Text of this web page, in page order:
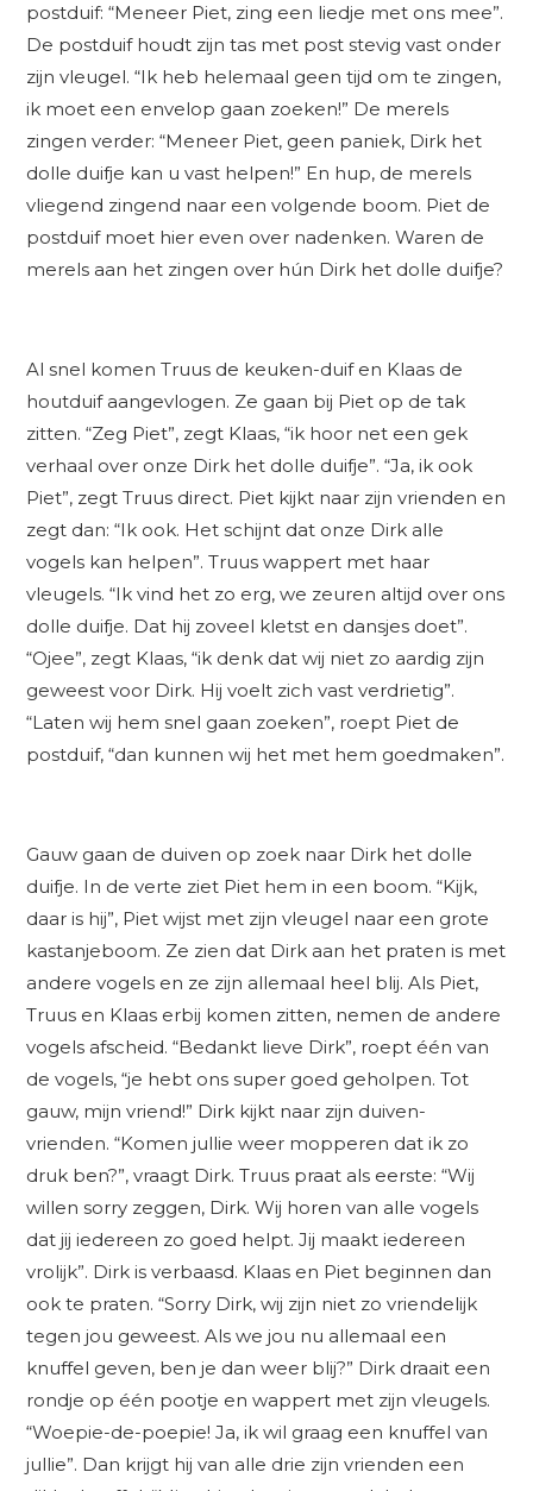
postduif: “Meneer Piet, zing een liedje met ons mee”.
De postduif houdt zijn tas met post stevig vast onder
zijn vleugel. “Ik heb helemaal geen tijd om te zingen,
ik moet een envelop gaan zoeken!” De merels
zingen verder: “Meneer Piet, geen paniek, Dirk het
dolle duifje kan u vast helpen!” En hup, de merels
vliegend zingend naar een volgende boom. Piet de
postduif moet hier even over nadenken. Waren de
merels aan het zingen over hún Dirk het dolle duifje?
Al snel komen Truus de keuken-duif en Klaas de
houtduif aangevlogen. Ze gaan bij Piet op de tak
zitten. “Zeg Piet”, zegt Klaas, “ik hoor net een gek
verhaal over onze Dirk het dolle duifje”. “Ja, ik ook
Piet”, zegt Truus direct. Piet kijkt naar zijn vrienden en
zegt dan: “Ik ook. Het schijnt dat onze Dirk alle
vogels kan helpen”. Truus wappert met haar
vleugels. “Ik vind het zo erg, we zeuren altijd over ons
dolle duifje. Dat hij zoveel kletst en dansjes doet”.
“Ojee”, zegt Klaas, “ik denk dat wij niet zo aardig zijn
geweest voor Dirk. Hij voelt zich vast verdrietig”.
“Laten wij hem snel gaan zoeken”, roept Piet de
postduif, “dan kunnen wij het met hem goedmaken”.
Gauw gaan de duiven op zoek naar Dirk het dolle
duifje. In de verte ziet Piet hem in een boom. “Kijk,
daar is hij”, Piet wijst met zijn vleugel naar een grote
kastanjeboom. Ze zien dat Dirk aan het praten is met
andere vogels en ze zijn allemaal heel blij. Als Piet,
Truus en Klaas erbij komen zitten, nemen de andere
vogels afscheid. “Bedankt lieve Dirk”, roept één van
de vogels, “je hebt ons super goed geholpen. Tot
gauw, mijn vriend!” Dirk kijkt naar zijn duiven-
vrienden. “Komen jullie weer mopperen dat ik zo
druk ben?”, vraagt Dirk. Truus praat als eerste: “Wij
willen sorry zeggen, Dirk. Wij horen van alle vogels
dat jij iedereen zo goed helpt. Jij maakt iedereen
vrolijk”. Dirk is verbaasd. Klaas en Piet beginnen dan
ook te praten. “Sorry Dirk, wij zijn niet zo vriendelijk
tegen jou geweest. Als we jou nu allemaal een
knuffel geven, ben je dan weer blij?” Dirk draait een
rondje op één pootje en wappert met zijn vleugels.
“Woepie-de-poepie! Ja, ik wil graag een knuffel van
jullie”. Dan krijgt hij van alle drie zijn vrienden een